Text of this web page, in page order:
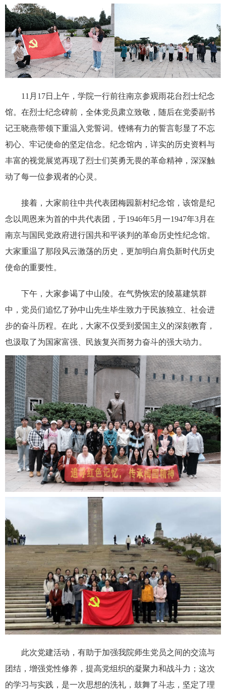
11月17日上午，学院一行前往南京参观雨花台烈士纪念
馆。在烈士纪念碑前，全体党员肃立致敬，随后在党委副书
记王晓燕带领下重温入党誓词。铿锵有力的誓言彰显了不忘
初心、牢记使命的坚定信念。纪念馆内，详实的历史资料与
丰富的视觉展览再现了烈士们英勇无畏的革命精神，深深触
动了每一位参观者的心灵。
接着，大家前往中共代表团梅园新村纪念馆，该馆是纪
念以周恩来为首的中共代表团，于1946年5月一1947年3月在
南京与国民党政府进行国共和平谈判的革命历史性纪念馆。
大家重温了那段风云激荡的历史，更加明白肩负新时代历史
使命的重要性。
下午，大家参谒了中山陵。在气势恢宏的陵墓建筑群
中，党员们追忆了孙中山先生毕生致力于民族独立、社会进
步的奋斗历程。在此，大家不仅受到爱国主义的深刻教育，
也汲取了为国家富强、民族复兴而努力奋斗的强大动力。
此次党建活动，有助于加强我院师生党员之间的交流与
团结，增强党性修养，提高党组织的凝聚力和战斗力；这次
的学习与实践，是一次思想的洗礼，鼓舞了斗志，坚定了理